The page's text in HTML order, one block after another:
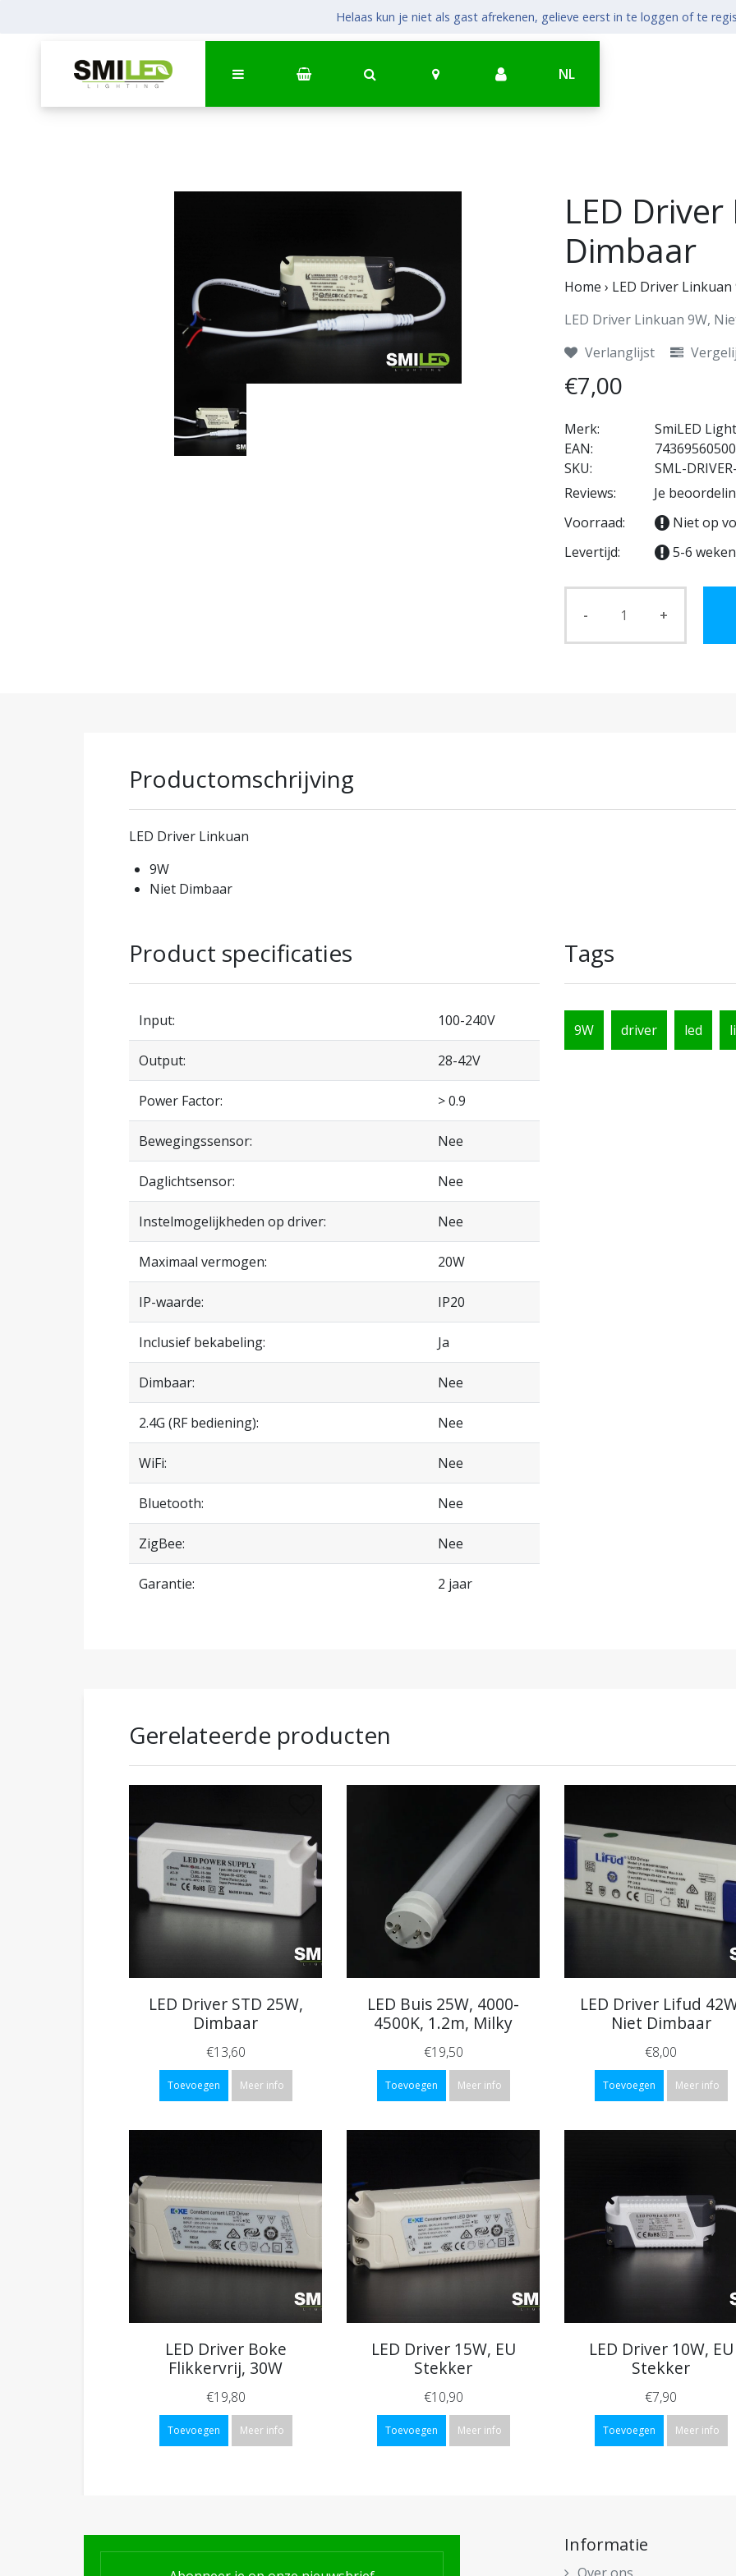
NL
Helaas kun je niet als gast afrekenen, gelieve eerst in te loggen of te
LED
Dimbaar
Home › LED Driver
LED Driver Linkuan 9W,
Verlanglijst
€7,00
Merk:
SmiLED
EAN:
SKU:
SML-
Reviews:
Je
Voorraad:
Niet op
Levertijd:
5-6 weken
- +
Productomschrijving
LED Driver Linkuan
9W
Niet Dimbaar
Product specificaties
Input: 100-240V
Output: 28-42V
Power Factor: > 0.9
Bewegingssensor: Nee
Daglichtsensor: Nee
Instelmogelijkheden op driver: Nee
Maximaal vermogen: 20W
IP-waarde: IP20
Inclusief bekabeling: Ja
Dimbaar: Nee
2.4G (RF bediening): Nee
WiFi: Nee
Bluetooth: Nee
ZigBee: Nee
Garantie: 2 jaar
Tags
9W driver led
Gerelateerde producten
LED Driver STD 25W,
Dimbaar
€13,60
Toevoegen Meer info
LED Buis 25W, 4000-
4500K, 1.2m, Milky
€19,50
Toevoegen Meer info
LED Driver Lifud
Niet Dimbaar
€8,00
Toevoegen Meer info
LED Driver Boke
Flikkervrij, 30W
€19,80
Toevoegen Meer info
LED Driver 15W, EU
Stekker
€10,90
Toevoegen Meer info
LED Driver 10W, EU
Stekker
€7,90
Toevoegen Meer info
Informatie